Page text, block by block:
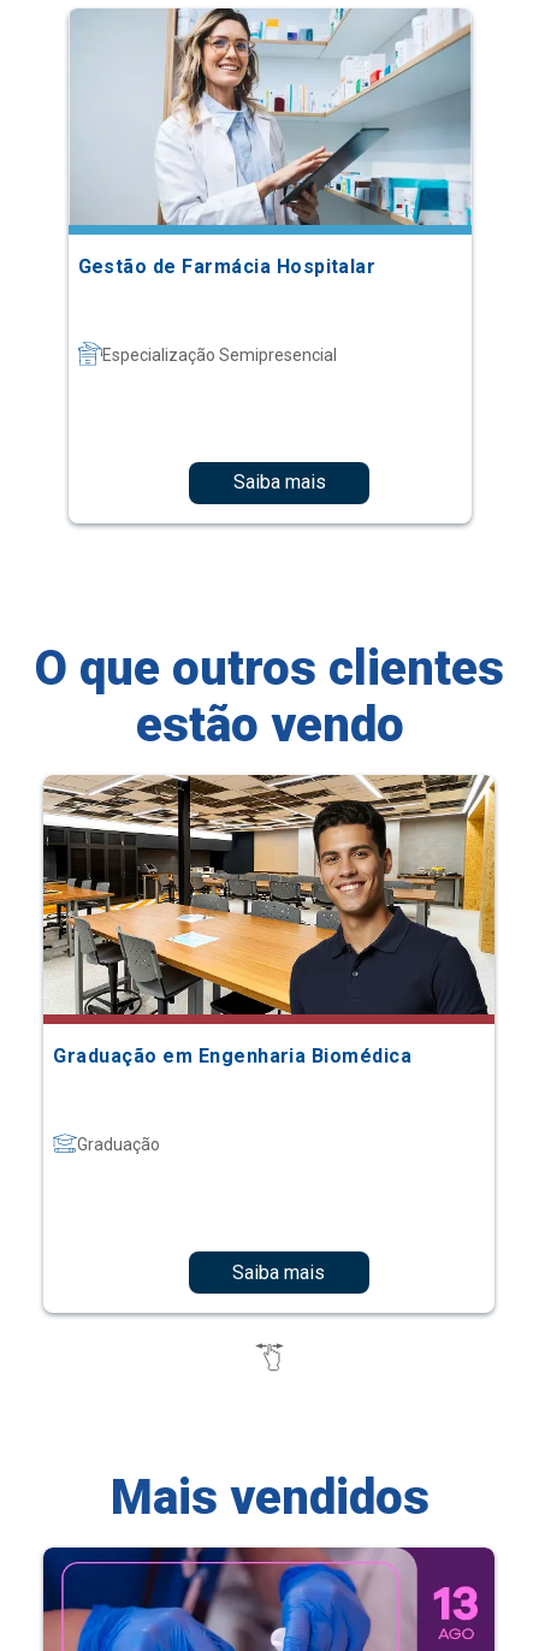
Gestão de Farmácia Hospitalar
Especialização Semipresencial
Saiba mais
O que outros clientes
estão vendo
Graduação em Engenharia Biomédica
Graduação
Saiba mais
Mais vendidos